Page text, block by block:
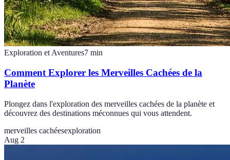
Exploration et Aventures7 min
Comment Explorer les Merveilles Cachées de la
Planète
Plongez dans l'exploration des merveilles cachées de la planète et
découvrez des destinations méconnues qui vous attendent.
merveilles cachéesexploration
Aug 2